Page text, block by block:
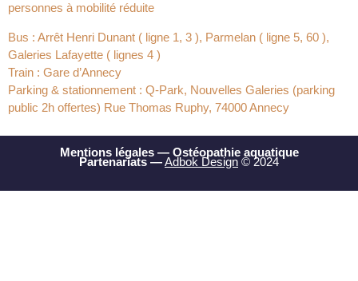
personnes à mobilité réduite
Bus : Arrêt Henri Dunant ( ligne 1, 3 ), Parmelan ( ligne 5, 60 ),
Galeries Lafayette ( lignes 4 )
Train : Gare d’Annecy
Parking & stationnement : Q-Park, Nouvelles Galeries (parking
public 2h offertes) Rue Thomas Ruphy, 74000 Annecy
Mentions légales— Ostéopathie aquatique
Partenariats —Adbok Design © 2024